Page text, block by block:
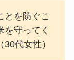
とを防ぐこ
を守ってく
代女性）